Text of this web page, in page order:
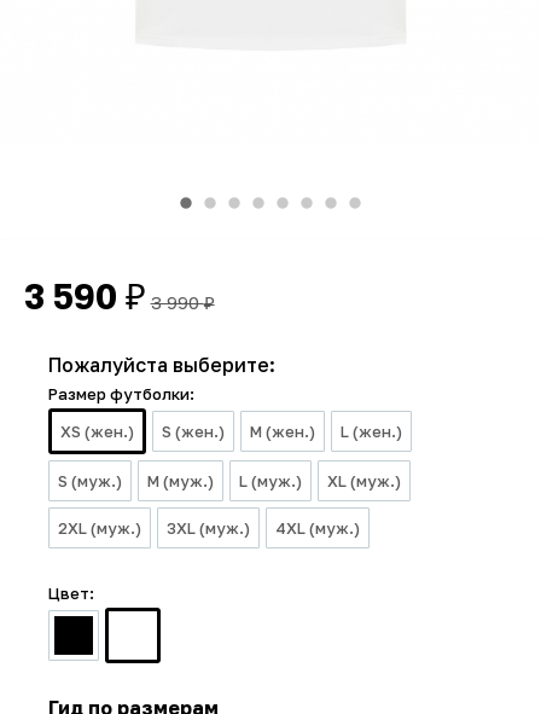
3 590 ₽ 3 990₽
Пожалуйста выберите:
Размер футболки:
XS (жен.)
S (жен.) M (жен.) L (жен.)
S (муж.) M (муж.) L (муж.) XL (муж.)
2XL (муж.) 3XL (муж.) 4XL (муж.)
Цвет:
Гид по размерам